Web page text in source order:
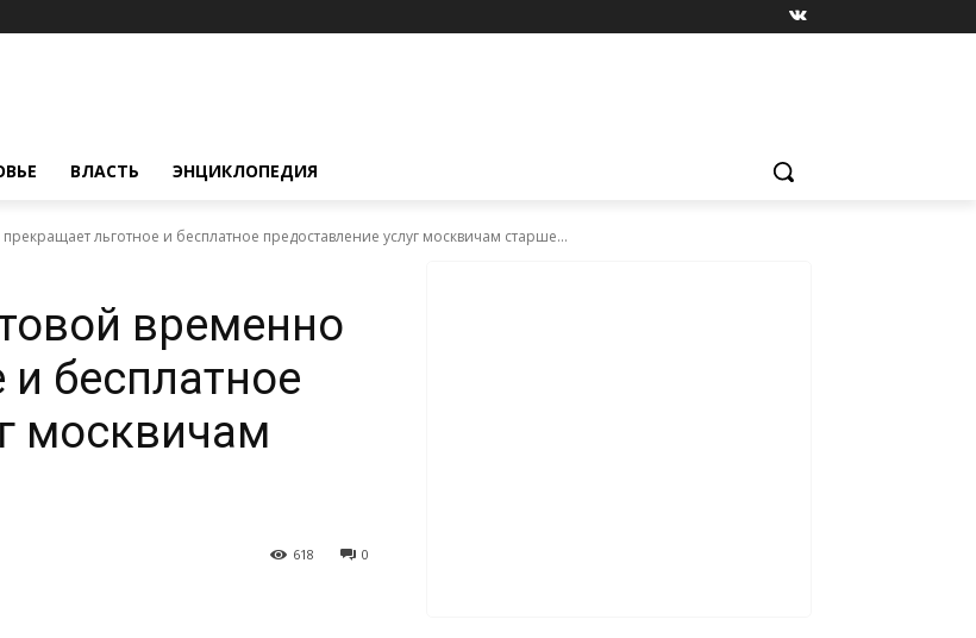
ВЛАСТЬ ЭНЦИКЛОПЕДИЯ
льготное и бесплатное предоставление услуг москвичам старше...
временно
бесплатное
москвичам
0
618